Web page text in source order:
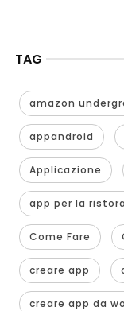
TAG
amazon
appandroid
Applicazione
app per la
Come Fare
creare app
creare app da